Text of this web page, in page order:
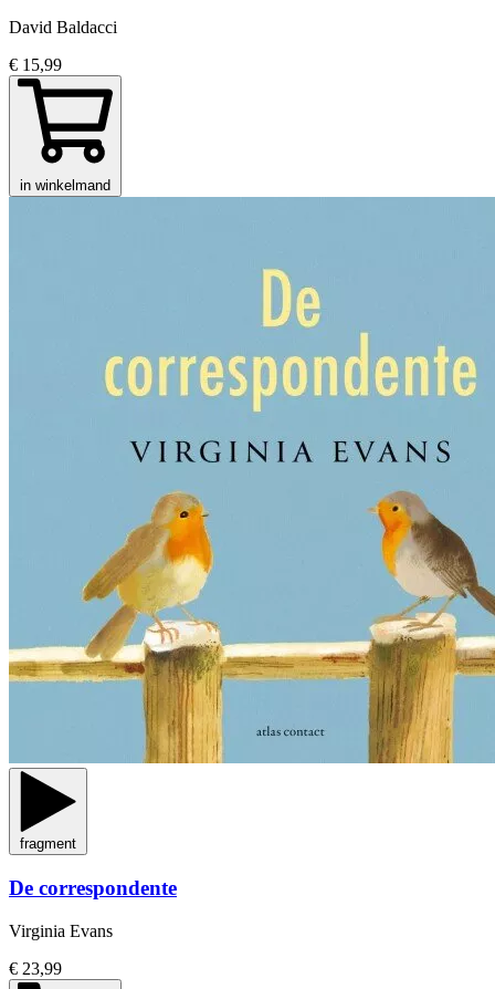
David Baldacci
€ 15,99
in winkelmand
fragment
De correspondente
Virginia Evans
€ 23,99